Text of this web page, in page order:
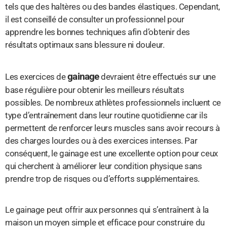
tels que des haltères ou des bandes élastiques. Cependant,
il est conseillé de consulter un professionnel pour
apprendre les bonnes techniques afin d’obtenir des
résultats optimaux sans blessure ni douleur.
Les exercices degainagedevraient être effectués sur une
base régulière pour obtenir les meilleurs résultats
possibles. De nombreux athlètes professionnels incluent ce
type d’entraînement dans leur routine quotidienne car ils
permettent de renforcer leurs muscles sans avoir recours à
des charges lourdes ou à des exercices intenses. Par
conséquent, le gainage est une excellente option pour ceux
qui cherchent à améliorer leur condition physique sans
prendre trop de risques ou d’efforts supplémentaires.
Le gainage peut offrir aux personnes qui s’entraînent à la
maison un moyen simple et efficace pour construire du